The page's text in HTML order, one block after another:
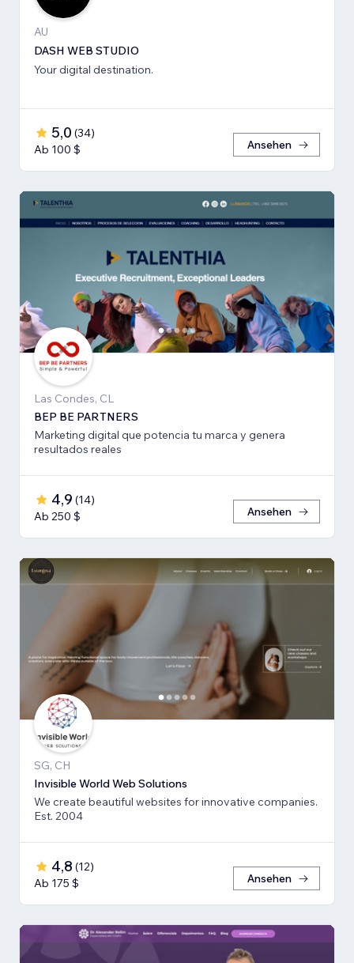
AU
DASH WEB STUDIO
Your digital destination.
5,0 (34)
Ab 100 $
Ansehen
Las Condes, CL
BEP BE PARTNERS
Marketing digital que potencia tu marca y genera
resultados reales
4,9 (14)
Ab 250 $
Ansehen
SG, CH
Invisible World Web Solutions
We create beautiful websites for innovative companies.
Est. 2004
4,8 (12)
Ab 175 $
Ansehen